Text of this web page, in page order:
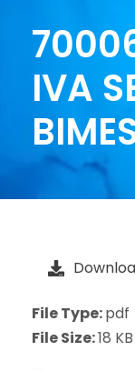
IVA
File Type:pdf
File Size:18 KB